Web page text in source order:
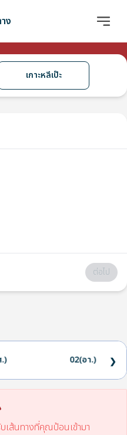
ง
เกาะหลีเป๊ะ
ต่อไป
02(อา.) ❯
บเส้นทางที่คุณป้อนเข้ามา